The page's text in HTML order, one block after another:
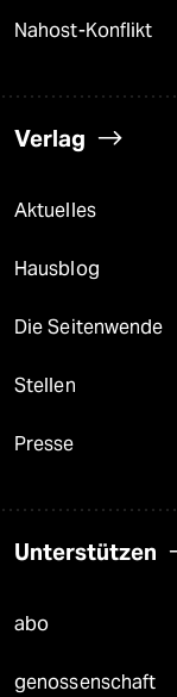
Nahost-Konflikt
Verlag
Aktuelles
Hausblog
Die Seitenwende
Stellen
Presse
Unterstützen
abo
genossenschaft